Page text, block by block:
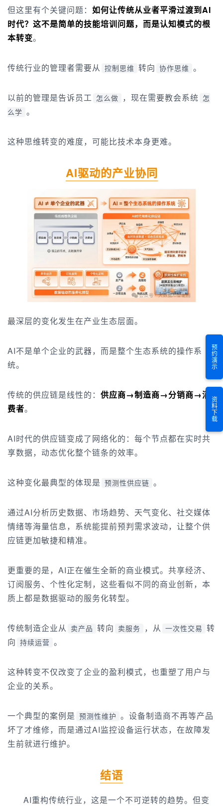
但这里有个关键问题： 如何让传统从业者平滑过渡到AI
时代？这不是简单的技能培训问题，而是认知模式的根
本转变。
传统行业的管理者需要从 控制思维 转向 协作思维 。
以前的管理是告诉员工 怎么做 ，现在需要教会系统
怎
么学 。
这种思维转变的难度，可能比技术本身更难。
AI驱动的产业协同
最深层的变化发生在产业生态层面。
AI不是单个企业的武器，而是整个生态系统的操作系
统。
传统的供应链是线性的： 供应商→制造商→分销商→消
费者。
AI时代的供应链变成了网络化的：每个节点都在实时共
享数据，动态优化整个链条的效率。
这种变化最典型的体现是 预测性供应链 。
通过AI分析历史数据、市场趋势、天气变化、社交媒体
情绪等海量信息，系统能提前预判需求波动，让整个供
应链更加敏捷和精准。
更重要的是，AI正在催生全新的商业模式。共享经济、
订阅服务、个性化定制，这些看似不同的商业创新，本
质上都是数据驱动的服务化转型。
传统制造企业从 卖产品 转向 卖服务 ，从 一次性交易
转
向
持续运营 。
这种转变不仅改变了企业的盈利模式，也重塑了用户与
企业的关系。
一个典型的案例是 预测性维护
。设备制造商不再等产品
坏了才维修，而是通过AI监控设备运行状态，在故障发
生前就进行维护。
结语
AI重构传统行业，这是一个不可逆转的趋势。但变
预约演示
资料下载